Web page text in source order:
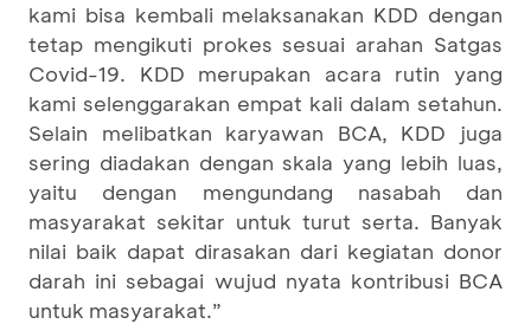
kami bisa kembali melaksanakan KDD dengan
tetap mengikuti prokes sesuai arahan Satgas
Covid-19. KDD merupakan acara rutin yang
kami selenggarakan empat kali dalam setahun.
Selain melibatkan karyawan BCA, KDD juga
sering diadakan dengan skala yang lebih luas,
yaitu dengan mengundang nasabah dan
masyarakat sekitar untuk turut serta. Banyak
nilai baik dapat dirasakan dari kegiatan donor
darah ini sebagai wujud nyata kontribusi BCA
untuk masyarakat.”